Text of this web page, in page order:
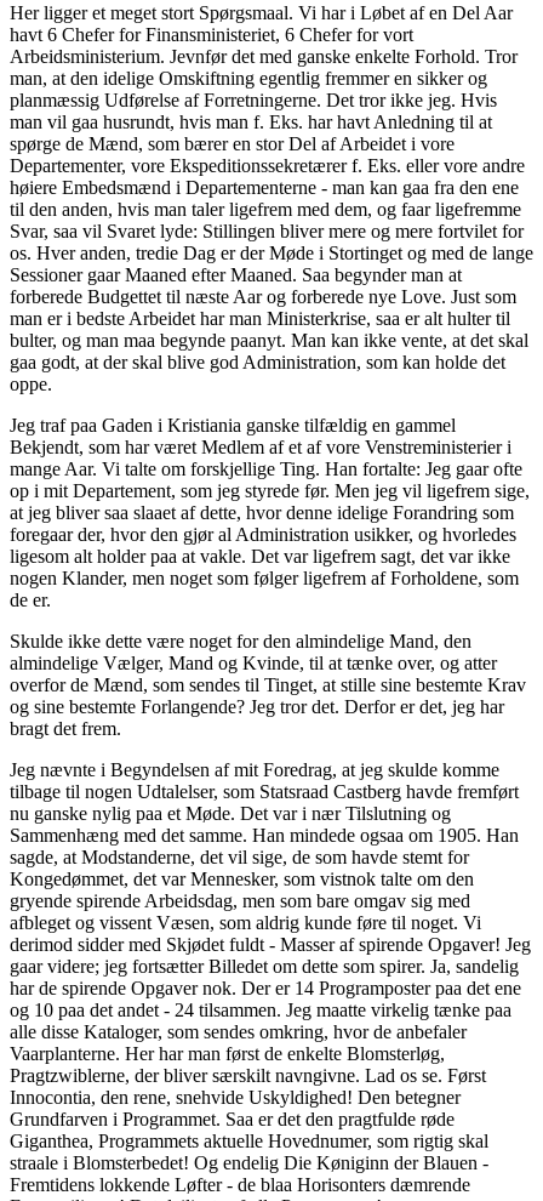
Her ligger et meget stort Spørgsmaal. Vi har i Løbet af en Del Aar
havt 6 Chefer for Finansministeriet, 6 Chefer for vort
Arbeidsministerium. Jevnfør det med ganske enkelte Forhold. Tror
man, at den idelige Omskiftning egentlig fremmer en sikker og
planmæssig Udførelse af Forretningerne. Det tror ikke jeg. Hvis
man vil gaa husrundt, hvis man f. Eks. har havt Anledning til at
spørge de Mænd, som bærer en stor Del af Arbeidet i vore
Departementer, vore Ekspeditionssekretærer f. Eks. eller vore andre
høiere Embedsmænd i Departementerne - man kan gaa fra den ene
til den anden, hvis man taler ligefrem med dem, og faar ligefremme
Svar, saa vil Svaret lyde: Stillingen bliver mere og mere fortvilet for
os. Hver anden, tredie Dag er der Møde i Stortinget og med de lange
Sessioner gaar Maaned efter Maaned. Saa begynder man at
forberede Budgettet til næste Aar og forberede nye Love. Just som
man er i bedste Arbeidet har man Ministerkrise, saa er alt hulter til
bulter, og man maa begynde paanyt. Man kan ikke vente, at det skal
gaa godt, at der skal blive god Administration, som kan holde det
oppe.
Jeg traf paa Gaden i Kristiania ganske tilfældig en gammel
Bekjendt, som har været Medlem af et af vore Venstreministerier i
mange Aar. Vi talte om forskjellige Ting. Han fortalte: Jeg gaar ofte
op i mit Departement, som jeg styrede før. Men jeg vil ligefrem sige,
at jeg bliver saa slaaet af dette, hvor denne idelige Forandring som
foregaar der, hvor den gjør al Administration usikker, og hvorledes
ligesom alt holder paa at vakle. Det var ligefrem sagt, det var ikke
nogen Klander, men noget som følger ligefrem af Forholdene, som
de er.
Skulde ikke dette være noget for den almindelige Mand, den
almindelige Vælger, Mand og Kvinde, til at tænke over, og atter
overfor de Mænd, som sendes til Tinget, at stille sine bestemte Krav
og sine bestemte Forlangende? Jeg tror det. Derfor er det, jeg har
bragt det frem.
Jeg nævnte i Begyndelsen af mit Foredrag, at jeg skulde komme
tilbage til nogen Udtalelser, som Statsraad Castberg havde fremført
nu ganske nylig paa et Møde. Det var i nær Tilslutning og
Sammenhæng med det samme. Han mindede ogsaa om 1905. Han
sagde, at Modstanderne, det vil sige, de som havde stemt for
Kongedømmet, det var Mennesker, som vistnok talte om den
gryende spirende Arbeidsdag, men som bare omgav sig med
afbleget og vissent Væsen, som aldrig kunde føre til noget. Vi
derimod sidder med Skjødet fuldt - Masser af spirende Opgaver! Jeg
gaar videre; jeg fortsætter Billedet om dette som spirer. Ja, sandelig
har de spirende Opgaver nok. Der er 14 Programposter paa det ene
og 10 paa det andet - 24 tilsammen. Jeg maatte virkelig tænke paa
alle disse Kataloger, som sendes omkring, hvor de anbefaler
Vaarplanterne. Her har man først de enkelte Blomsterløg,
Pragtzwiblerne, der bliver særskilt navngivne. Lad os se. Først
Innocontia, den rene, snehvide Uskyldighed! Den betegner
Grundfarven i Programmet. Saa er det den pragtfulde røde
Giganthea, Programmets aktuelle Hovednumer, som rigtig skal
straale i Blomsterbedet! Og endelig Die Køniginn der Blauen -
Fremtidens lokkende Løfter - de blaa Horisonters dæmrende